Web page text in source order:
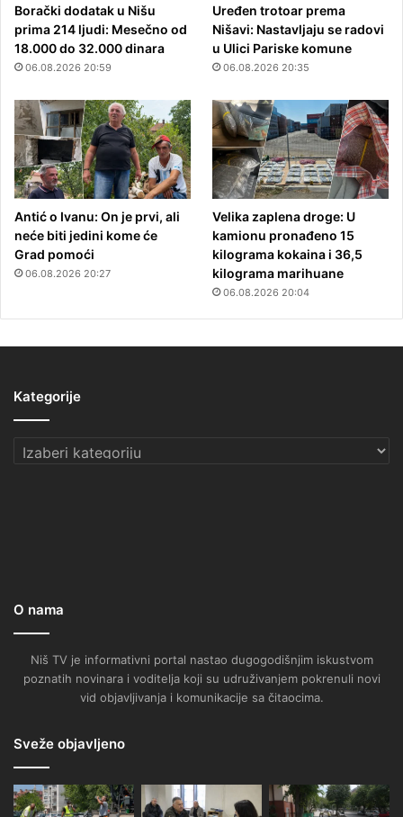
Borački dodatak u Nišu
prima 214 ljudi: Mesečno od
18.000 do 32.000 dinara
06.08.2026 20:59
Uređen trotoar prema
Nišavi: Nastavljaju se radovi
u Ulici Pariske komune
06.08.2026 20:35
Antić o Ivanu: On je prvi, ali
neće biti jedini kome će
Grad pomoći
06.08.2026 20:27
Velika zaplena droge: U
kamionu pronađeno 15
kilograma kokaina i 36,5
kilograma marihuane
06.08.2026 20:04
Kategorije
Kategorije
O nama
Niš TV je informativni portal nastao dugogodišnjim iskustvom
poznatih novinara i voditelja koji su udruživanjem pokrenuli novi
vid objavljivanja i komunikacije sa čitaocima.
Sveže objavljeno